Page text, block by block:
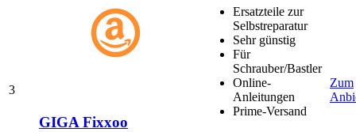
3
GIGA Fixxoo
Ersatzteile zur
Selbstreparatur
Sehr günstig
Für
Schrauber/Bastler
Online-
Anleitungen
Prime-Versand
Zum